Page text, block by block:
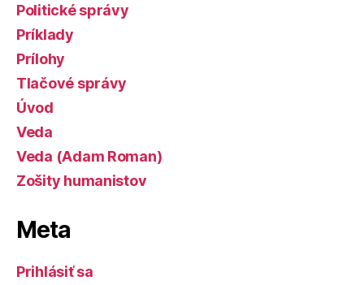
Politické správy
Príklady
Prílohy
Tlačové správy
Úvod
Veda
Veda (Adam Roman)
Zošity humanistov
Meta
Prihlásiť sa